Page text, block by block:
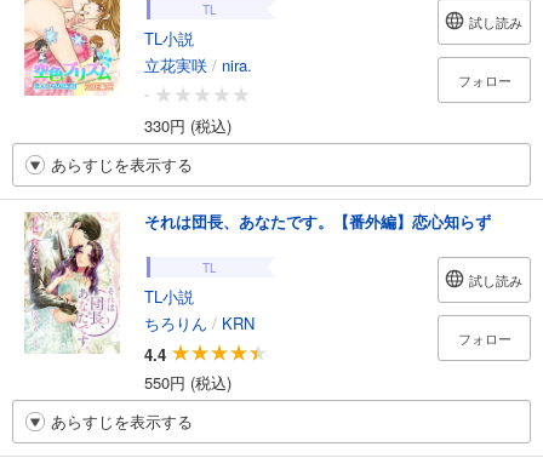
TL
TL小説
立花実咲 / nira.
-
330円 (税込)
試し読み
フォロー
あらすじを表示する
それは団長、あなたです。【番外編】恋心知らず
TL
TL小説
ちろりん / KRN
4.4
550円 (税込)
試し読み
フォロー
あらすじを表示する